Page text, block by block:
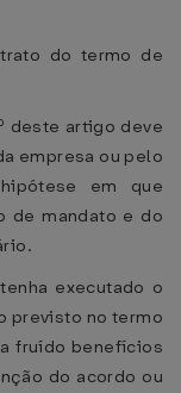
do termo de
deste artigo deve
empresa ou pelo
em que
de mandato e do
executado o
previsto no termo
fruído benefícios
do acordo ou